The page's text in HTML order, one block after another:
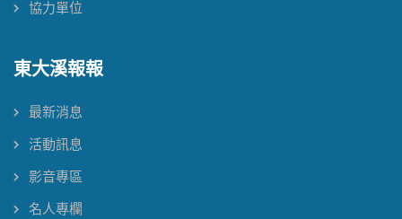
協力單位
東大溪報報
最新消息
活動訊息
影音專區
名人專欄